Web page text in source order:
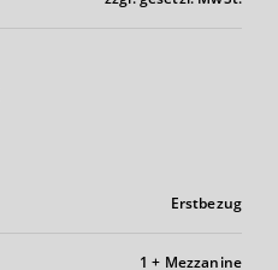
Erstbezug
1 + Mezzanine